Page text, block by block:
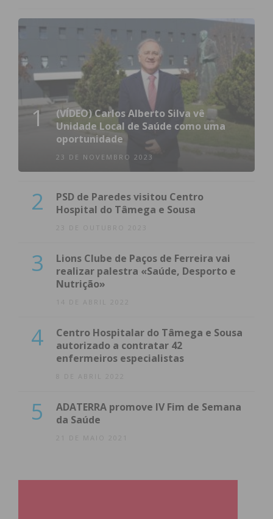
1
(VÍDEO) Carlos Alberto Silva vê
Unidade Local de Saúde como uma
oportunidade
23 DE NOVEMBRO 2023
2
PSD de Paredes visitou Centro
Hospital do Tâmega e Sousa
23 DE OUTUBRO 2023
3
Lions Clube de Paços de Ferreira vai
realizar palestra «Saúde, Desporto e
Nutrição»
14 DE ABRIL 2022
4
Centro Hospitalar do Tâmega e Sousa
autorizado a contratar 42
enfermeiros especialistas
8 DE ABRIL 2022
5
ADATERRA promove IV Fim de Semana
da Saúde
21 DE MAIO 2021